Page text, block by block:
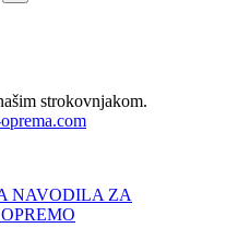
strokovnjakom.
NAVODILA ZA